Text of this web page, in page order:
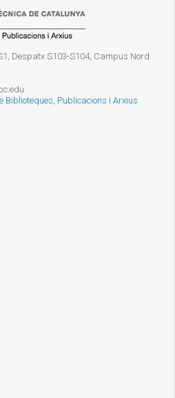
Despatx S103-S104, Campus Nord
Biblioteques, Publicacions i Arxius